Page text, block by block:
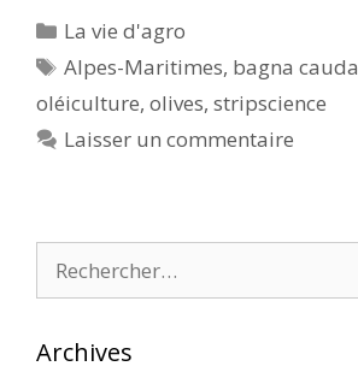
Catégories
La vie d'agro
Étiquettes
Alpes-Maritimes, bagna cauda
oléiculture, olives, stripscience
Laisser un commentaire
Archives